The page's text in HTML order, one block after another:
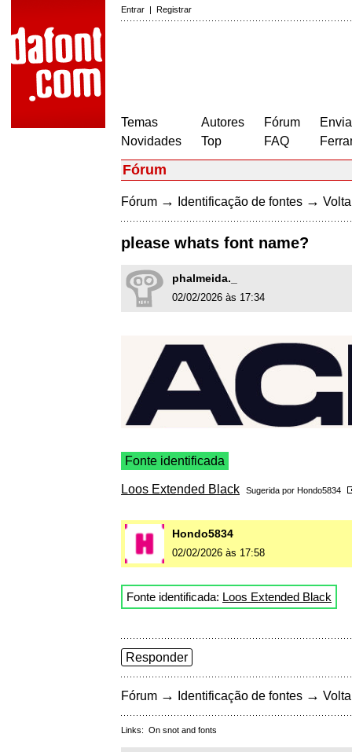
Entrar | Registrar
Temas
Novidades
Autores
Top
Fórum
FAQ
Fórum
Fórum → Identificação de fontes →
please whats font name?
phalmeida._
02/02/2026 às 17:34
Fonte identificada
Loos Extended Black Sugerida por Hondo5834
Hondo5834
02/02/2026 às 17:58
Fonte identificada: Loos Extended Black
Responder
Fórum → Identificação de fontes →
Links: On snot and fonts